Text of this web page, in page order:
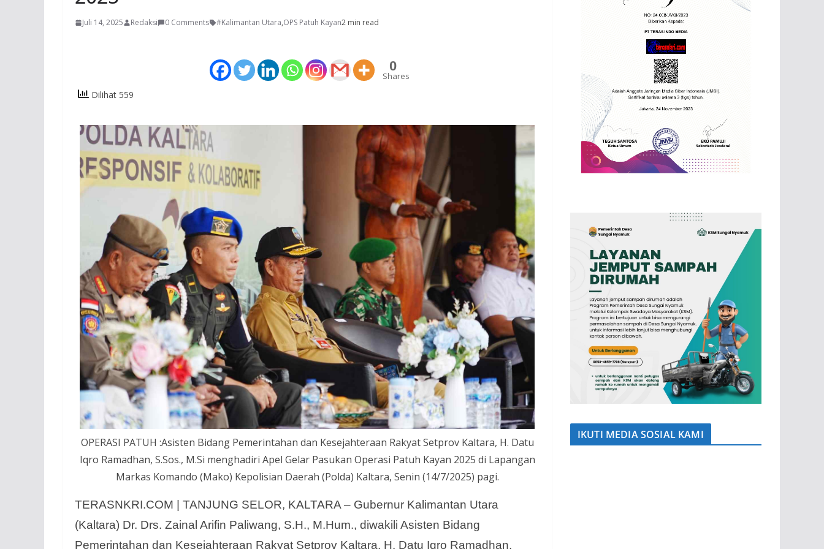
Juli 14, 2025 Redaksi 0 Comments #Kalimantan Utara,OPS Patuh Kayan2 min read
0
Shares
Dilihat 559
OPERASI PATUH :Asisten Bidang Pemerintahan dan Kesejahteraan Rakyat Setprov Kaltara, H. Datu
Iqro Ramadhan, S.Sos., M.Si menghadiri Apel Gelar Pasukan Operasi Patuh Kayan 2025 di Lapangan
Markas Komando (Mako) Kepolisian Daerah (Polda) Kaltara, Senin (14/7/2025) pagi.
TERASNKRI.COM | TANJUNG SELOR, KALTARA – Gubernur Kalimantan Utara
(Kaltara) Dr. Drs. Zainal Arifin Paliwang, S.H., M.Hum., diwakili Asisten Bidang
Pemerintahan dan Kesejahteraan Rakyat Setprov Kaltara, H. Datu Iqro Ramadhan,
IKUTI MEDIA SOSIAL KAMI